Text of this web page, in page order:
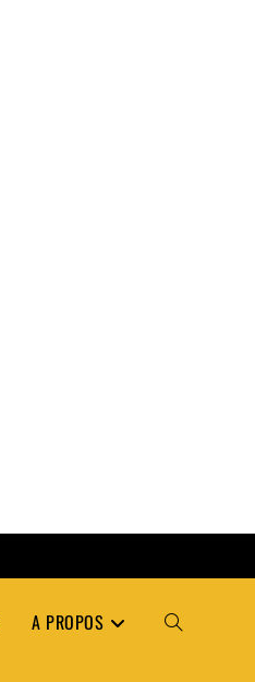
A PROPOS TOGGLE